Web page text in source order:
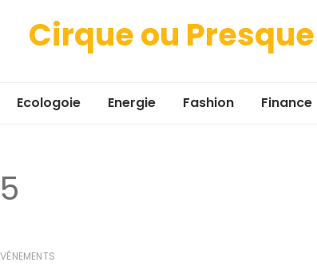
Cirque ou Presque
Ecologoie Energie Fashion Finance